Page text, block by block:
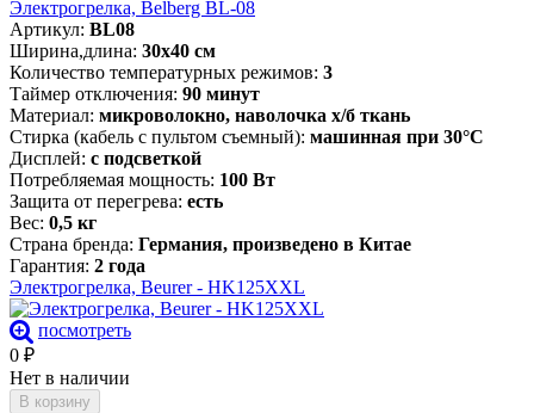
Электрогрелка, Belberg BL-08
Артикул: BL08
Ширина,длина: 30х40 см
Количество температурных режимов: 3
Таймер отключения: 90 минут
Материал: микроволокно, наволочка х/б ткань
Стирка (кабель с пультом съемный): машинная при 30°C
Дисплей: с подсветкой
Потребляемая мощность: 100 Вт
Защита от перегрева: есть
Вес: 0,5 кг
Страна бренда: Германия, произведено в Китае
Гарантия: 2 года
Электрогрелка, Beurer - HK125XXL
посмотреть
0 ₽
Нет в наличии
В корзину